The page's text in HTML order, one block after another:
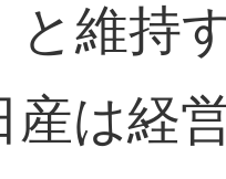
と維持
は経